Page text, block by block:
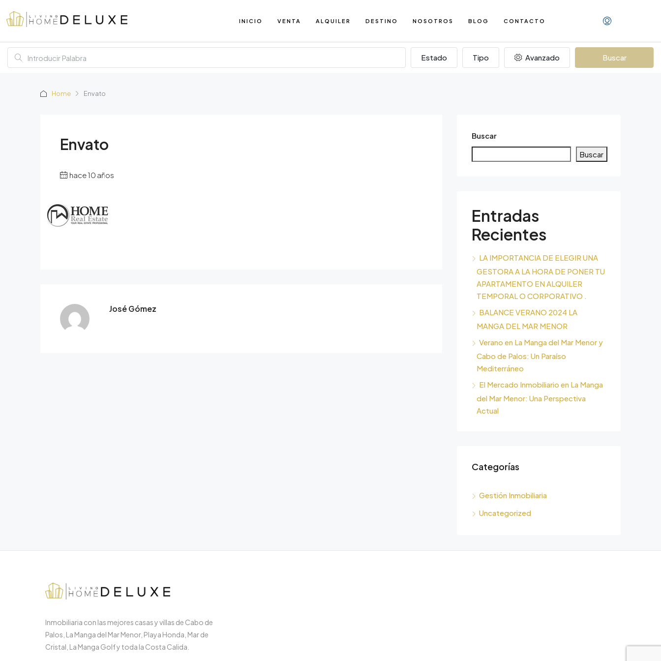
INICIO VENTA ALQUILER DESTINO NOSOTROS BLOG CONTACTO
Estado Tipo Avanzado Buscar
Home Envato
Envato
hace 10 años
José Gómez
Buscar
Buscar
Entradas
Recientes
LA IMPORTANCIA DE ELEGIR UNA
GESTORA A LA HORA DE PONER TU
APARTAMENTO EN ALQUILER
TEMPORAL O CORPORATIVO .
BALANCE VERANO 2024 LA
MANGA DEL MAR MENOR
Verano en La Manga del Mar Menor y
Cabo de Palos: Un Paraíso
Mediterráneo
El Mercado Inmobiliario en La Manga
del Mar Menor: Una Perspectiva
Actual
Categorías
Gestión Inmobiliaria
Uncategorized
Inmobiliaria con las mejores casas y villas de Cabo de
Palos, La Manga del Mar Menor, Playa Honda, Mar de
Cristal, La Manga Golf y toda la Costa Calida.